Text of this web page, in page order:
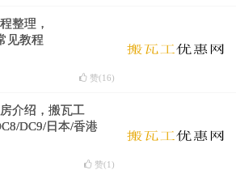
整理，
见教程
赞(16)
介绍，搬瓦工
DC9/日本/香港
赞(1 )